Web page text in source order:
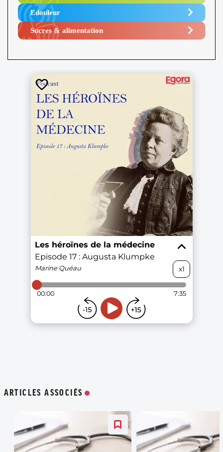
Edouleur​
Sucres & alimentation​
ARTICLES ASSOCIÉS